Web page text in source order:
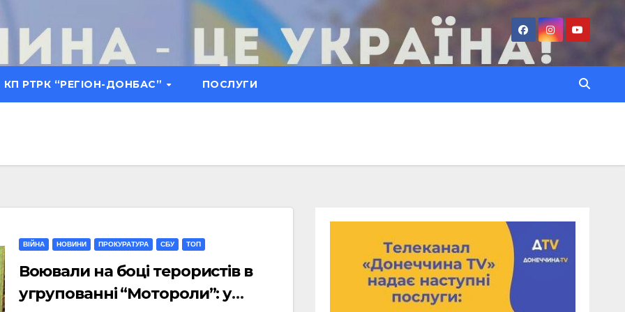
КП РТРК “РЕГІОН-ДОНБАС” ПОСЛУГИ
ВІЙНА НОВИНИ ПРОКУРАТУРА СБУ ТОП
Воювали на боці терористів в
угрупованні “Мотороли”: у